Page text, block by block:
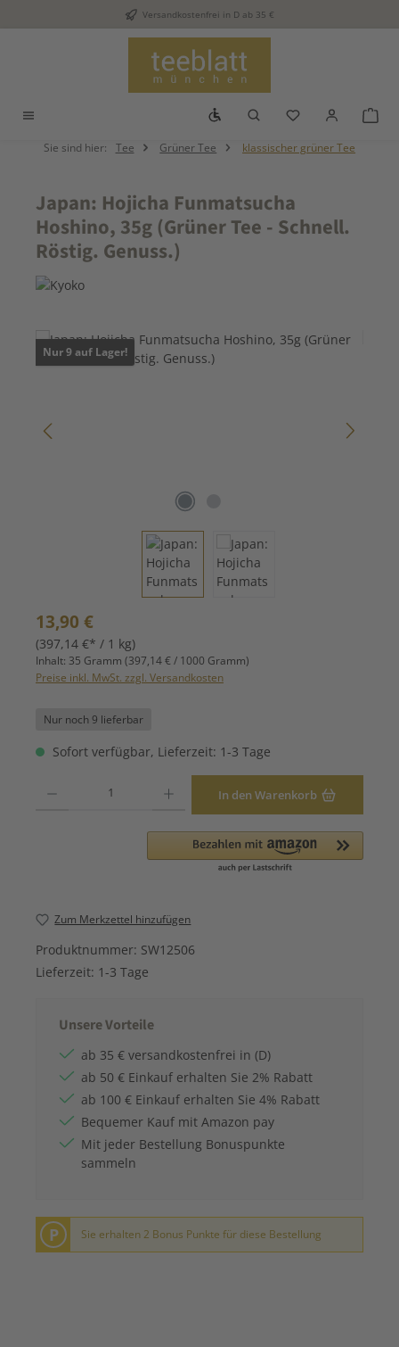
Zum Hauptinhalt springenVersandkostenfrei in D ab 35 €
Werkzeugleiste anzeigen
Du hast 0
Sie sind hier: Tee Grüner Tee klassischer grüner Tee
Japan: Hojicha Funmatsucha
Hoshino, 35g (Grüner Tee - Schnell.
Röstig. Genuss.)
Bildergalerie überspringen
Nur 9 auf Lager!
Regulärer Preis:
13,90 €
(397,14 €* / 1 kg)
Inhalt: 35 Gramm (397,14 € / 1000 Gramm)
Preise inkl. MwSt. zzgl. Versandkosten
Nur noch 9 lieferbar
Sofort verfügbar, Lieferzeit: 1-3 Tage
In den Warenkorb
Zum Merkzettel hinzufügen
Produktnummer: SW12506
Lieferzeit: 1-3 Tage
Unsere Vorteile
ab 35 € versandkostenfrei in (D)
ab 50 € Einkauf erhalten Sie 2% Rabatt
ab 100 € Einkauf erhalten Sie 4% Rabatt
Bequemer Kauf mit Amazon pay
Mit jeder Bestellung Bonuspunkte
sammeln
P Sie erhalten 2 Bonus Punkte für diese Bestellung